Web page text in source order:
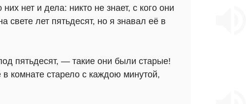
нет и дела: никто не знает, с кого они
лет пятьдесят, но я знавал её в
пятьдесят, — такие они были старые!
комнате старело с каждою минутой,